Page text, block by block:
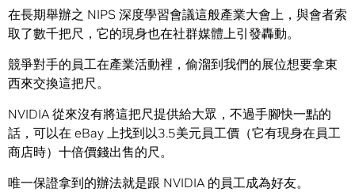
在長期舉辦之 NIPS 深度學習會議這般產業大會上，與會者索
取了數千把尺，它的現身也在社群媒體上引發轟動。
競爭對手的員工在產業活動裡，偷溜到我們的展位想要拿東
西來交換這把尺。
NVIDIA 從來沒有將這把尺提供給大眾，不過手腳快一點的
話，可以在 eBay 上找到以3.5美元員工價（它有現身在員工
商店時）十倍價錢出售的尺。
唯一保證拿到的辦法就是跟 NVIDIA 的員工成為好友。